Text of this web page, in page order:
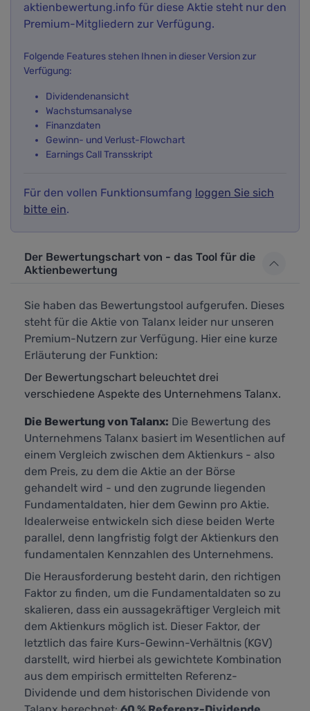
aktienbewertung.info für diese Aktie steht nur den
Premium-Mitgliedern zur Verfügung.
Folgende Features stehen Ihnen in dieser Version zur
Verfügung:
Dividendenansicht
Wachstumsanalyse
Finanzdaten
Gewinn- und Verlust-Flowchart
Earnings Call Transskript
Für den vollen Funktionsumfang loggen Sie sich
bitte ein.
Der Bewertungschart von - das Tool für die
Aktienbewertung
Sie haben das Bewertungstool aufgerufen. Dieses
steht für die Aktie von Talanx leider nur unseren
Premium-Nutzern zur Verfügung. Hier eine kurze
Erläuterung der Funktion:
Der Bewertungschart beleuchtet drei
verschiedene Aspekte des Unternehmens Talanx.
Die Bewertung von Talanx: Die Bewertung des
Unternehmens Talanx basiert im Wesentlichen auf
einem Vergleich zwischen dem Aktienkurs - also
dem Preis, zu dem die Aktie an der Börse
gehandelt wird - und den zugrunde liegenden
Fundamentaldaten, hier dem Gewinn pro Aktie.
Idealerweise entwickeln sich diese beiden Werte
parallel, denn langfristig folgt der Aktienkurs den
fundamentalen Kennzahlen des Unternehmens.
Die Herausforderung besteht darin, den richtigen
Faktor zu finden, um die Fundamentaldaten so zu
skalieren, dass ein aussagekräftiger Vergleich mit
dem Aktienkurs möglich ist. Dieser Faktor, der
letztlich das faire Kurs-Gewinn-Verhältnis (KGV)
darstellt, wird hierbei als gewichtete Kombination
aus dem empirisch ermittelten Referenz-
Dividende und dem historischen Dividende von